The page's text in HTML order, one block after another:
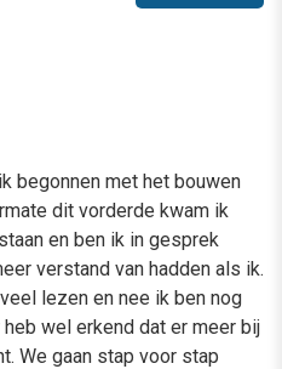
begonnen met het bouwen
dit vorderde kwam ik
en ben ik in gesprek
verstand van hadden als ik.
lezen en nee ik ben nog
wel erkend dat er meer bij
We gaan stap voor stap